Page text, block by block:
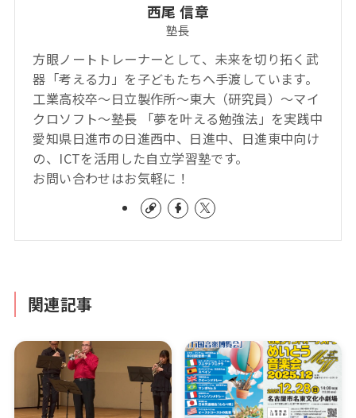
西尾 信章
塾長
方眼ノートトレーナーとして、未来を切り拓く武
器「考える力」を子どもたちへ手渡しています。
工業高校卒～日立製作所～東大（研究員）～マイ
クロソフト～塾長 「夢を叶える勉強法」を実践中
愛知県日進市の日進西中、日進中、日進東中向け
の、ICTを活用した自立学習塾です。
お問い合わせはお気軽に！
関連記事